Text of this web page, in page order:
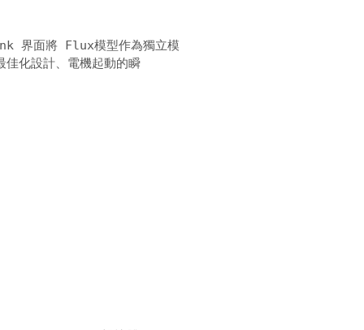
界面將 Flux模型作為獨立模
佳化設計、電機起動的瞬